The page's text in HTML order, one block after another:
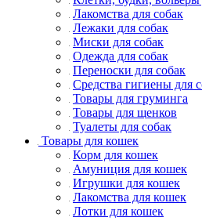
Лакомства для собак
Лежаки для собак
Миски для собак
Одежда для собак
Переноски для собак
Средства гигиены для
Товары для груминга
Товары для щенков
Туалеты для собак
Товары для кошек
Корм для кошек
Амуниция для кошек
Игрушки для кошек
Лакомства для кошек
Лотки для кошек